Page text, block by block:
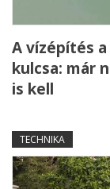
A vízépítés
kulcsa: már
is kell
TECHNIKA